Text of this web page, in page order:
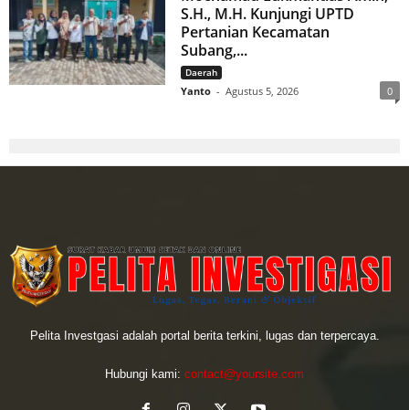
S.H., M.H. Kunjungi UPTD
Pertanian Kecamatan
Subang,...
Daerah
Yanto - Agustus 5, 2026 0
Pelita Investgasi adalah portal berita terkini, lugas dan terpercaya.
Hubungi kami: contact@yoursite.com